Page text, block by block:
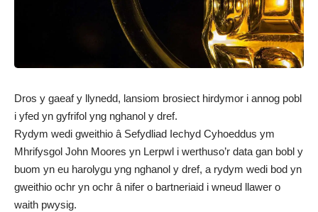
Dros y gaeaf y llynedd, lansiom brosiect hirdymor i annog pobl
i yfed yn gyfrifol yng nghanol y dref.
Rydym wedi gweithio â Sefydliad Iechyd Cyhoeddus ym
Mhrifysgol John Moores yn Lerpwl i werthuso’r data gan bobl y
buom yn eu harolygu yng nghanol y dref, a rydym wedi bod yn
gweithio ochr yn ochr â nifer o bartneriaid i wneud llawer o
waith pwysig.